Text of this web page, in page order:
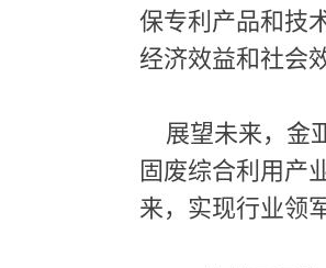
保专利产品和技
经济效益和社会
展望未来，金
固废综合利用产
来，实现行业领军